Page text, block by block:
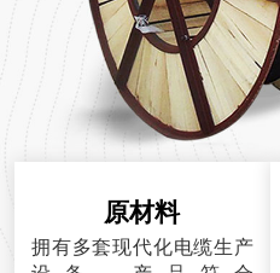
原材料
拥有多套现代化电缆生产